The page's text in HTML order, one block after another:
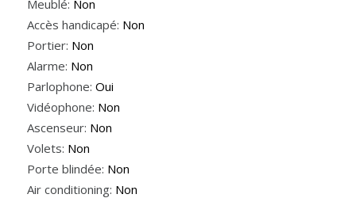
Meublé: Non
Accès handicapé: Non
Portier: Non
Alarme: Non
Parlophone: Oui
Vidéophone: Non
Ascenseur: Non
Volets: Non
Porte blindée: Non
Air conditioning: Non